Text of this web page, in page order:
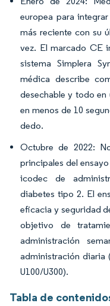
europea para
más reciente con su
vez. El marcado CE
sistema Simplera
médica describe
desechable y todo en
en menos de 10
dedo.
Octubre de 2022:
principales del
icodec de
diabetes tipo 2. El
eficacia y seguridad
objetivo de
administración
administración diaria
U100/U300).
Tabla de